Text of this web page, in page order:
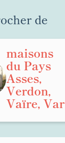
Village,
Matériaux
de
maisons
du Pays
Asses,
Verdon,
Vaïre, Var